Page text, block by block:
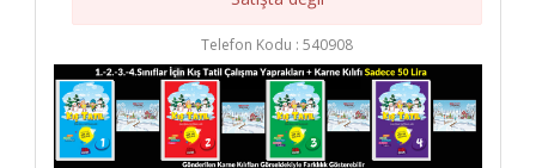
Telefon Kodu : 540908
/ elitkitap
/ elitkitap